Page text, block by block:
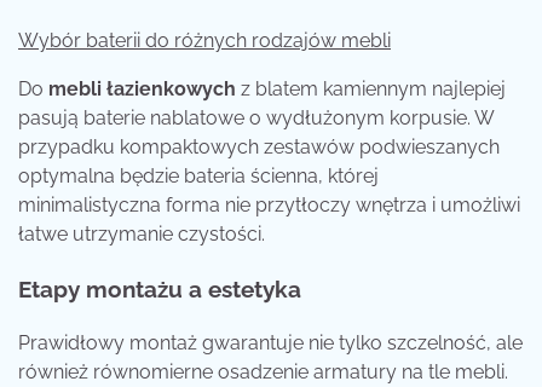
Wybór baterii do różnych rodzajów mebli
Do mebli łazienkowych z blatem kamiennym najlepiej
pasują baterie nablatowe o wydłużonym korpusie. W
przypadku kompaktowych zestawów podwieszanych
optymalna będzie bateria ścienna, której
minimalistyczna forma nie przytłoczy wnętrza i umożliwi
łatwe utrzymanie czystości.
Etapy montażu a estetyka
Prawidłowy montaż gwarantuje nie tylko szczelność, ale
również równomierne osadzenie armatury na tle mebli.